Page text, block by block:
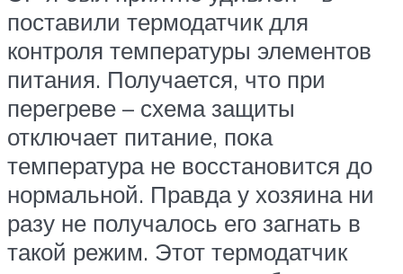
поставили термодатчик для
контроля температуры элементов
питания. Получается, что при
перегреве – схема защиты
отключает питание, пока
температура не восстановится до
нормальной. Правда у хозяина ни
разу не получалось его загнать в
такой режим. Этот термодатчик